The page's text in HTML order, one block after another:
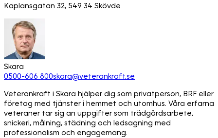
Kaplansgatan 32, 549 34 Skövde
Skara
0500-606 800skara@veterankraft.se
Veterankraft i Skara hjälper dig som privatperson, BRF eller
företag med tjänster i hemmet och utomhus. Våra erfarna
veteraner tar sig an uppgifter som trädgårdsarbete,
snickeri, målning, städning och ledsagning med
professionalism och engagemang.